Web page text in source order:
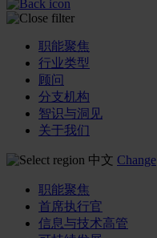
职能聚焦
行业类型
顾问
分支机构
智识与洞见
关于我们
中文 Change
职能聚焦
首席执行官
信息与技术高管